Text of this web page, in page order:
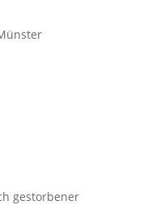
gestorbener